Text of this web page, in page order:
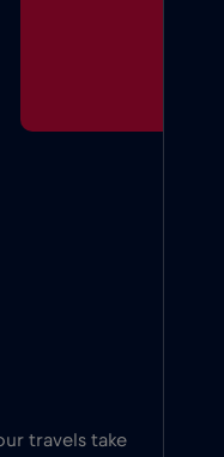
travels take